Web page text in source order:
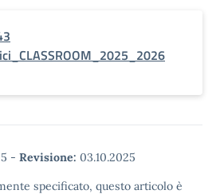
- Revisione: 03.10.2025
specificato, questo articolo è